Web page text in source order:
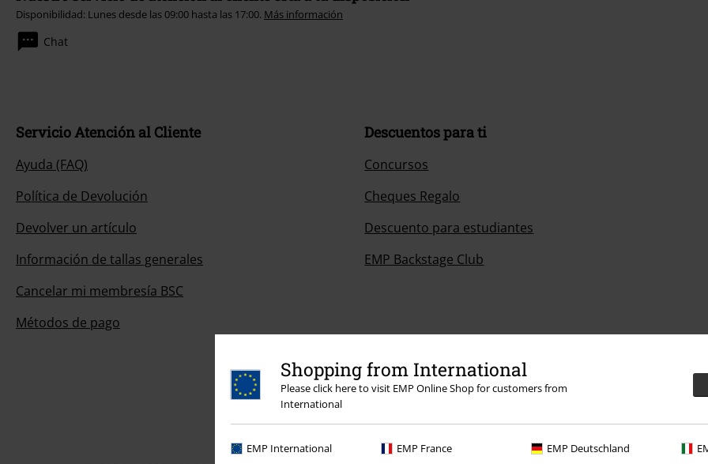
Shopping from International
Please click here to visit EMP Online Shop for customers from
International
EMP International EMP France EMP Deutschland
Disponibilidad: Lunes desde las 09:00 hasta las 17:00. Más información
Chat
Servicio Atención al Cliente
Ayuda (FAQ)
Política de Devolución
Devolver un artículo
Información de tallas generales
Cancelar mi membresía BSC
Métodos de pago
Descuentos para ti
Concursos
Cheques Regalo
Descuento para estudiantes
EMP Backstage Club